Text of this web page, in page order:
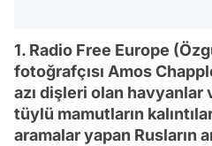
1. Radio Free Europe
fotoğrafçısı Amos
azı dişleri olan
tüylü mamutların
aramalar yapan Rusların